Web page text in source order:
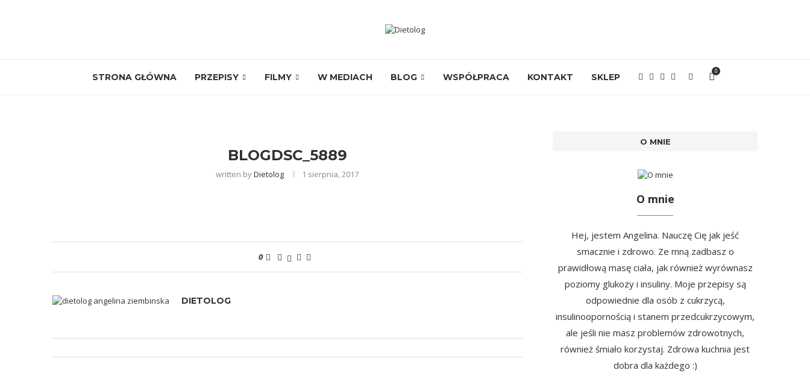
STRONA GŁÓWNA PRZEPISY FILMY W MEDIACH BLOG WSPÓŁPRACA KONTAKT SKLEP
0
BLOGDSC_5889
written byDietolog 1 sierpnia, 2017
0
DIETOLOG
O MNIE
O mnie
Hej, jestem Angelina. Nauczę Cię jak jeść
smacznie i zdrowo. Ze mną zadbasz o
prawidłową masę ciała, jak również wyrównasz
poziomy glukozy i insuliny. Moje przepisy są
odpowiednie dla osób z cukrzycą,
insulinoopornością i stanem przedcukrzycowym,
ale jeśli nie masz problemów zdrowotnych,
również śmiało korzystaj. Zdrowa kuchnia jest
dobra dla każdego :)